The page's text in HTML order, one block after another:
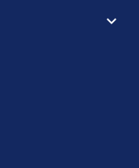
keyboard_arrow_down